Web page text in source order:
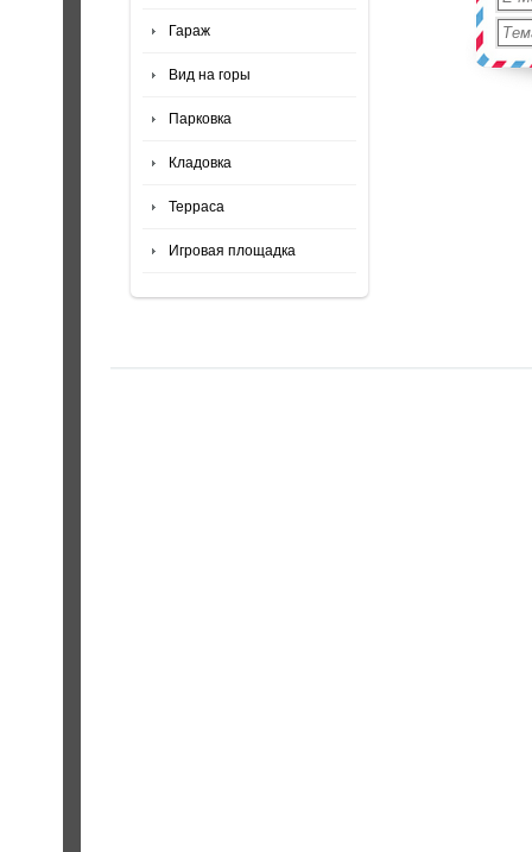
Гараж
Вид на горы
Парковка
Кладовка
Терраса
Игровая площадка